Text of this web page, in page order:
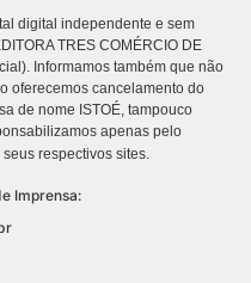
digital independente e sem
TRES COMÉRCIO DE
Informamos também que não
oferecemos cancelamento do
de nome ISTOÉ, tampouco
apenas pelo
seus respectivos sites.
Imprensa: